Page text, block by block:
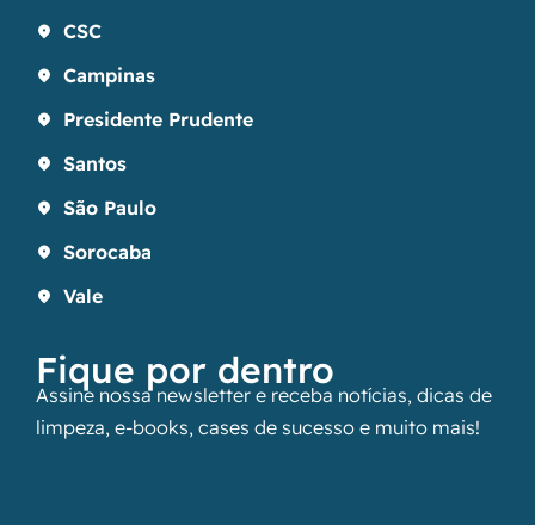
CSC
Campinas
Presidente Prudente
Santos
São Paulo
Sorocaba
Vale
Fique por dentro
Assine nossa newsletter e receba notícias, dicas de
limpeza, e-books, cases de sucesso e muito mais!